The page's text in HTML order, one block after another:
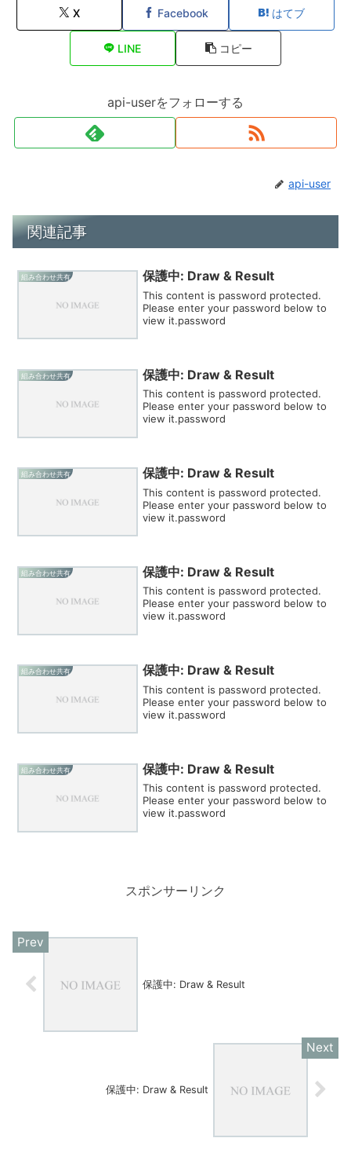
X Facebook はてブ
LINE コピー
api-userをフォローする
api-user
関連記事
組み合わせ共有 保護中: Draw & Result
This content is password protected.
Please enter your password below to
view it.password
組み合わせ共有 保護中: Draw & Result
This content is password protected.
Please enter your password below to
view it.password
組み合わせ共有 保護中: Draw & Result
This content is password protected.
Please enter your password below to
view it.password
組み合わせ共有 保護中: Draw & Result
This content is password protected.
Please enter your password below to
view it.password
組み合わせ共有 保護中: Draw & Result
This content is password protected.
Please enter your password below to
view it.password
組み合わせ共有 保護中: Draw & Result
This content is password protected.
Please enter your password below to
view it.password
スポンサーリンク
保護中: Draw & Result
保護中: Draw & Result